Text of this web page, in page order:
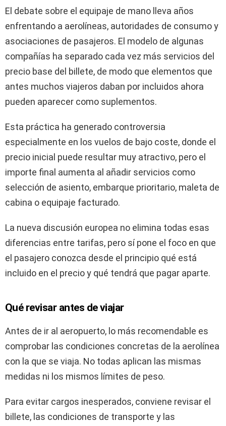
El debate sobre el equipaje de mano lleva años
enfrentando a aerolíneas, autoridades de consumo y
asociaciones de pasajeros. El modelo de algunas
compañías ha separado cada vez más servicios del
precio base del billete, de modo que elementos que
antes muchos viajeros daban por incluidos ahora
pueden aparecer como suplementos.
Esta práctica ha generado controversia
especialmente en los vuelos de bajo coste, donde el
precio inicial puede resultar muy atractivo, pero el
importe final aumenta al añadir servicios como
selección de asiento, embarque prioritario, maleta de
cabina o equipaje facturado.
La nueva discusión europea no elimina todas esas
diferencias entre tarifas, pero sí pone el foco en que
el pasajero conozca desde el principio qué está
incluido en el precio y qué tendrá que pagar aparte.
Qué revisar antes de viajar
Antes de ir al aeropuerto, lo más recomendable es
comprobar las condiciones concretas de la aerolínea
con la que se viaja. No todas aplican las mismas
medidas ni los mismos límites de peso.
Para evitar cargos inesperados, conviene revisar el
billete, las condiciones de transporte y las